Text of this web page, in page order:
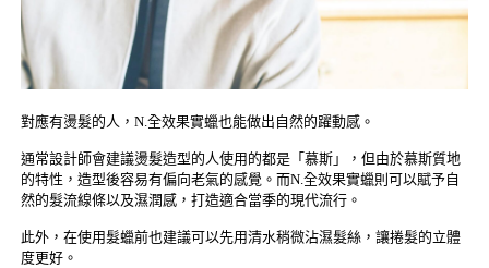
對應有燙髮的人，N.全效果實蠟也能做出自然的躍動感。
通常設計師會建議燙髮造型的人使用的都是「慕斯」，但由於慕斯質地
的特性，造型後容易有偏向老氣的感覺。而N.全效果實蠟則可以賦予自
然的髮流線條以及濕潤感，打造適合當季的現代流行。
此外，在使用髮蠟前也建議可以先用清水稍微沾濕髮絲，讓捲髮的立體
度更好。